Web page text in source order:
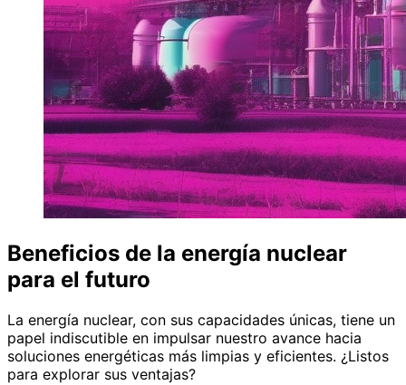
Beneficios de la energía nuclear
para el futuro
La energía nuclear, con sus capacidades únicas, tiene un
papel indiscutible en impulsar nuestro avance hacia
soluciones energéticas más limpias y eficientes. ¿Listos
para explorar sus ventajas?